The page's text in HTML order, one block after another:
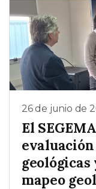
26 de junio de
El
evaluación
geológicas
mapeo